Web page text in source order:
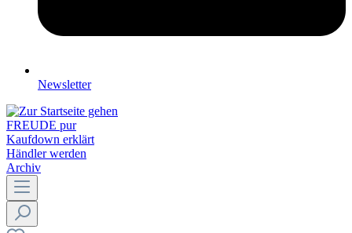
Newsletter
FREUDE pur
Kaufdown erklärt
Händler werden
Archiv